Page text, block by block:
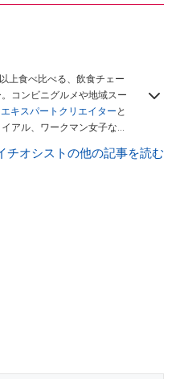
上食べ比べる、飲食チェー
コンビニグルメや地域スー
キスパートクリエイター と
アル、ワークマン女子など
週刊プレイボーイ」、宝島
チオシストの他の記事を読む